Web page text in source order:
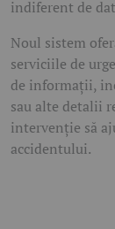
indiferent de
Noul sistem
serviciile de
de informații,
sau alte detalii
intervenție să
accidentului.